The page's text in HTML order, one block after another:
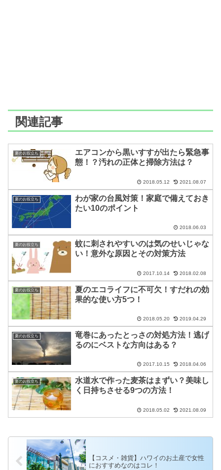
関連記事
夏のお役立ち
エアコンから黒いすすが出たら緊急事
態！？汚れの正体と掃除方法は？
2018.05.12 2021.08.07
夏のお役立ち
わが家の台風対策！家庭で備えておき
たい10のポイント
2018.06.03
夏のお役立ち
蚊に刺されやすいのは気のせいじゃな
い！意外な原因とその対策方法
2017.10.14 2018.02.08
夏のお役立ち
夏のエコライフに不可欠！すだれの効
果的な使い方5つ！
2018.05.20 2019.04.29
夏のお役立ち
竜巻にあったとっさの対処方法！逃げ
るのにベストな方向はある？
2017.10.15 2018.04.06
夏のお役立ち
水道水で作った麦茶はまずい？美味し
く日持ちさせる9つの方法！
2018.05.02 2021.08.09
【コスメ・雑貨】ハワイのお土産で女性
におすすめなのはコレ！